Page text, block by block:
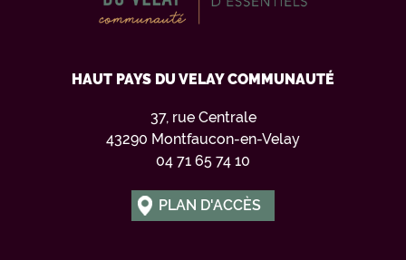
HAUT PAYS DU VELAY COMMUNAUTÉ
37, rue Centrale
43290 Montfaucon-en-Velay
04 71 65 74 10
PLAN D'ACCÈS